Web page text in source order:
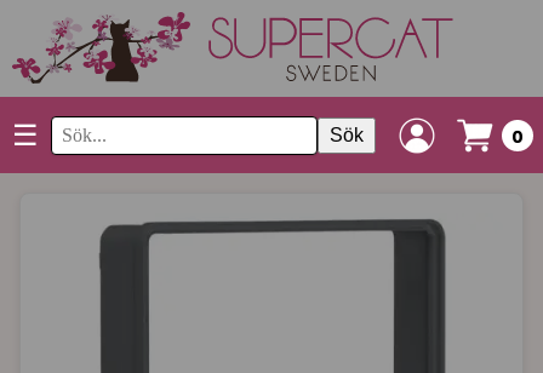
☰ Sök 0